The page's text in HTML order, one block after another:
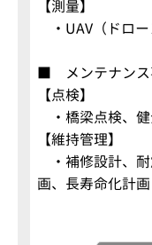
【測量】
・UAV（ドロ
■ メンテナンス
【点検】
・橋梁点検、
【維持管理】
・補修設計、
画、長寿命化計画